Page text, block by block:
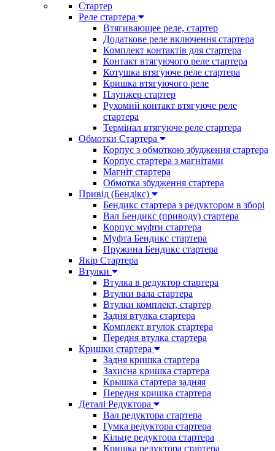
Стартер
Реле стартера
Втягивающее реле, стартер
Додаткове реле включення стартера
Комплект контактів для стартера
Контакт втягуючого реле стартера
Котушка втягуюче реле стартера
Кришка втягуючого реле
Плунжер стартер
Рухомий контакт втягуюче реле
стартера
Термінал втягуюче реле стартера
Обмотки Стартера
Корпус з обмоткою збудження стартера
Корпус стартера з магнітами
Магніт стартера
Обмотка збудження стартера
Привід (Бендікс)
Бендикс стартера з редуктором в зборі
Вал Бендикс (приводу) стартера
Корпус муфти стартера
Муфта Бендикс стартера
Пружина Бендикс стартера
Якір Стартера
Втулки
Втулка в редуктор стартера
Втулки вала стартера
Втулки комплект, стартер
Задня втулка стартера
Комплект втулок стартера
Передня втулка стартера
Кришки стартера
Задня кришка стартера
Захисна кришка стартера
Крышка стартера задняя
Передня кришка стартера
Деталі Редуктора
Вал редуктора стартера
Гумка редуктора стартера
Кільце редуктора стартера
Кришка редуктора стартера